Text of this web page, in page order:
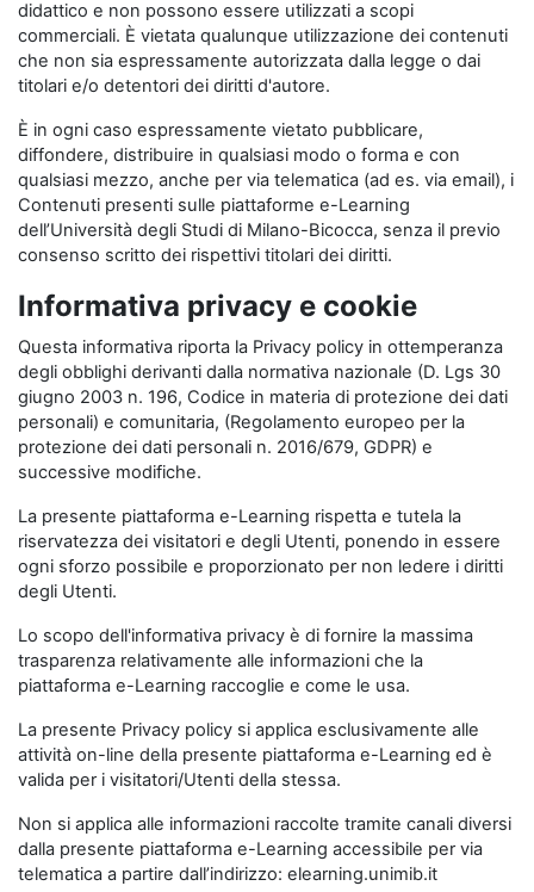
didattico e non possono essere utilizzati a scopi
commerciali. È vietata qualunque utilizzazione dei contenuti
che non sia espressamente autorizzata dalla legge o dai
titolari e/o detentori dei diritti d'autore.
È in ogni caso espressamente vietato pubblicare,
diffondere, distribuire in qualsiasi modo o forma e con
qualsiasi mezzo, anche per via telematica (ad es. via email), i
Contenuti presenti sulle piattaforme e-Learning
dell’Università degli Studi di Milano-Bicocca, senza il previo
consenso scritto dei rispettivi titolari dei diritti.
Informativa privacy e cookie
Questa informativa riporta la Privacy policy in ottemperanza
degli obblighi derivanti dalla normativa nazionale (D. Lgs 30
giugno 2003 n. 196, Codice in materia di protezione dei dati
personali) e comunitaria, (Regolamento europeo per la
protezione dei dati personali n. 2016/679, GDPR) e
successive modifiche.
La presente piattaforma e-Learning rispetta e tutela la
riservatezza dei visitatori e degli Utenti, ponendo in essere
ogni sforzo possibile e proporzionato per non ledere i diritti
degli Utenti.
Lo scopo dell'informativa privacy è di fornire la massima
trasparenza relativamente alle informazioni che la
piattaforma e-Learning raccoglie e come le usa.
La presente Privacy policy si applica esclusivamente alle
attività on-line della presente piattaforma e-Learning ed è
valida per i visitatori/Utenti della stessa.
Non si applica alle informazioni raccolte tramite canali diversi
dalla presente piattaforma e-Learning accessibile per via
telematica a partire dall’indirizzo: elearning.unimib.it